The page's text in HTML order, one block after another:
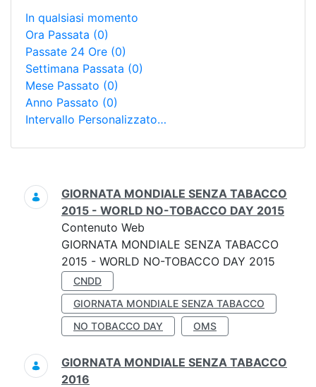
In qualsiasi momento
Ora Passata (0)
Passate 24 Ore (0)
Settimana Passata (0)
Mese Passato (0)
Anno Passato (0)
Intervallo Personalizzato…
Ricerca
GIORNATA MONDIALE SENZA TABACCO
2015 - WORLD NO-TOBACCO DAY 2015
Contenuto Web
GIORNATA MONDIALE SENZA TABACCO
2015 - WORLD NO-TOBACCO DAY 2015
CNDD
GIORNATA MONDIALE SENZA TABACCO
NO TOBACCO DAY
OMS
GIORNATA MONDIALE SENZA TABACCO
2016